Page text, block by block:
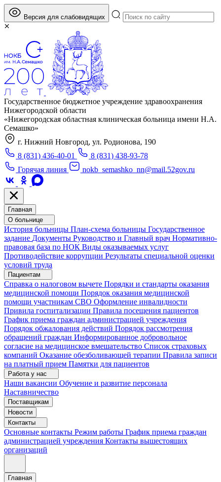
Версия для слабовидящих
Государственное бюджетное учреждение здравоохранения
Нижегородской области
«Нижегородская областная клиническая больница имени Н.А.
Семашко»
г. Нижний Новгород, ул. Родионова, 190
8 (831) 436-40-01
8 (831) 438-93-78
Горячая линия
nokb_semashko_nn@mail.52gov.ru
Главная
О больнице
История больницы План-схема больницы Государственное
задание Документы Руководство и Главный врач Нормативно-
правовая база по НОК Виды оказываемых услуг
Противодействие коррупции Результаты специальной оценки
условий труда
Пациентам
Справка о налоговом вычете Порядки и стандарты оказания
медицинской помощи Порядок оказания медицинской
помощи участникам СВО Оформление инвалидности
Привила госпитализации Правила посещения пациентов
График приема граждан администрацией учреждения
Порядок обжалования действий Порядок рассмотрения
обращений граждан Информированное добровольное
согласие на медицинское вмешательство Список страховых
компаний Оказание обезболивающей терапии Правила записи
на платный прием Памятки для пациентов
Работа у нас
Наши вакансии Обучение и развитие персонала
Наставничество
Поставщикам
Новости
Контакты
Основные контакты Режим работы График приема граждан
администрацией учреждения Контакты вышестоящих
организаций
Главная